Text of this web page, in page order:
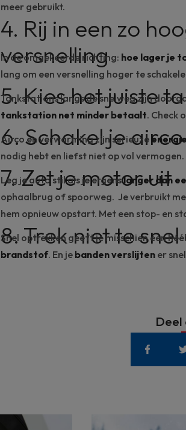
meer gebruikt.
4. Rij in een zo
versnelling
In de omgekeerde richting: hoe lager je
lang om een versnelling hoger te
5. Kies het juiste
Tankstations langs de snelweg zijn
tankstation net minder betaalt. Check
6. Schakel je
Airco en verwarming zijn serieuze
nodig hebt en liefst niet op vol vermogen.
7. Zet je motor uit
Leg je auto stil als je ergenslanger dan
ophaalbrug of spoorweg. Je verbruikt
hem opnieuw opstart. Met een stop- en
8. Trek niet te
Snel optrekken geeft je misschien een
brandstof. En je banden verslijten er
Deel